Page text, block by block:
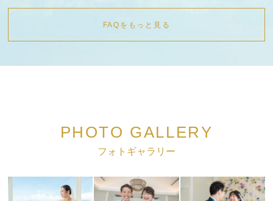
FAQをもっと見る
PHOTO GALLERY
フォトギャラリー